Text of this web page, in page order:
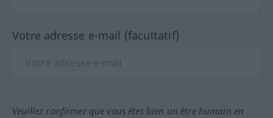
Votre adresse e-mail (facultatif)
Veuillez confirmer que vous êtes bien un être humain en